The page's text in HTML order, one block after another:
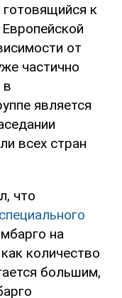
к
от
частично
в
является
всех стран
что
специального
на
количество
большим,